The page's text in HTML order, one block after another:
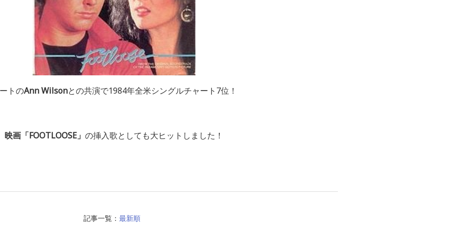
トのAnn Wilsonとの共演で1984年全米シングルチャート 7位！
映画「FOOTLOOSE」 の挿入歌としても大ヒットしました！
記事一覧： 最新順